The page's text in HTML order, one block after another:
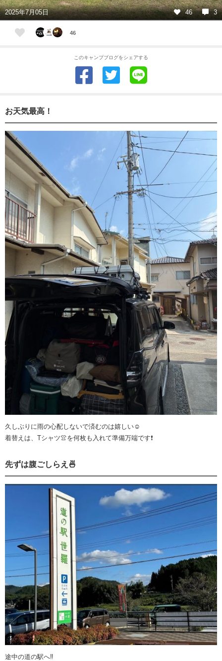
2025年7月05日 46 3
46
このキャンプブログをシェアする
お天気最高！
久しぶりに雨の心配しないで済むのは嬉しい☺️
着替えは、Tシャツ👚を何枚も入れて準備万端です❗️
先ずは腹ごしらえ🍜
途中の道の駅へ‼︎